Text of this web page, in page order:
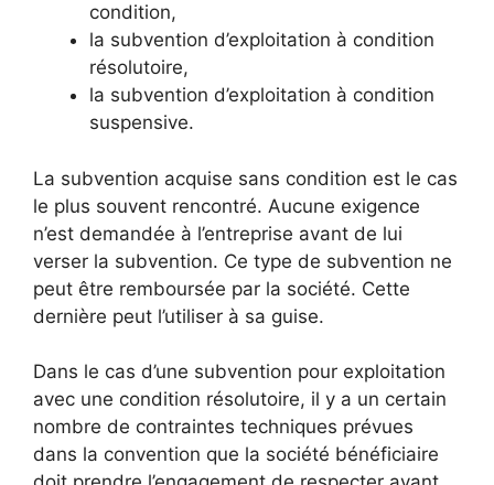
condition,
la subvention d’exploitation à condition
résolutoire,
la subvention d’exploitation à condition
suspensive.
La subvention acquise sans condition est le cas
le plus souvent rencontré. Aucune exigence
n’est demandée à l’entreprise avant de lui
verser la subvention. Ce type de subvention ne
peut être remboursée par la société. Cette
dernière peut l’utiliser à sa guise.
Dans le cas d’une subvention pour exploitation
avec une condition résolutoire, il y a un certain
nombre de contraintes techniques prévues
dans la convention que la société bénéficiaire